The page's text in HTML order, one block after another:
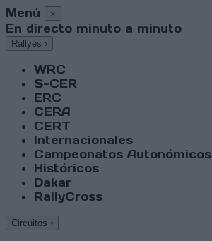
Menú ×
En directo minuto a minuto
Rallyes ›
WRC
S-CER
ERC
CERA
CERT
Internacionales
Campeonatos Autonómicos
Históricos
Dakar
RallyCross
Circuitos ›